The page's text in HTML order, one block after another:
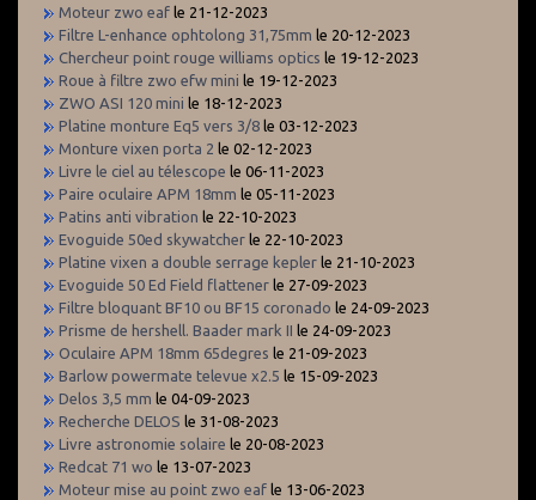
Moteur zwo eaf le 21-12-2023
Filtre L-enhance ophtolong 31,75mm le 20-12-2023
Chercheur point rouge williams optics le 19-12-2023
Roue à filtre zwo efw mini le 19-12-2023
ZWO ASI 120 mini le 18-12-2023
Platine monture Eq5 vers 3/8 le 03-12-2023
Monture vixen porta 2 le 02-12-2023
Livre le ciel au télescope le 06-11-2023
Paire oculaire APM 18mm le 05-11-2023
Patins anti vibration le 22-10-2023
Evoguide 50ed skywatcher le 22-10-2023
Platine vixen a double serrage kepler le 21-10-2023
Evoguide 50 Ed Field flattener le 27-09-2023
Filtre bloquant BF10 ou BF15 coronado le 24-09-2023
Prisme de hershell. Baader mark II le 24-09-2023
Oculaire APM 18mm 65degres le 21-09-2023
Barlow powermate televue x2.5 le 15-09-2023
Delos 3,5 mm le 04-09-2023
Recherche DELOS le 31-08-2023
Livre astronomie solaire le 20-08-2023
Redcat 71 wo le 13-07-2023
Moteur mise au point zwo eaf le 13-06-2023